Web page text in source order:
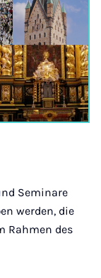
Seminare
werden, die
Rahmen des